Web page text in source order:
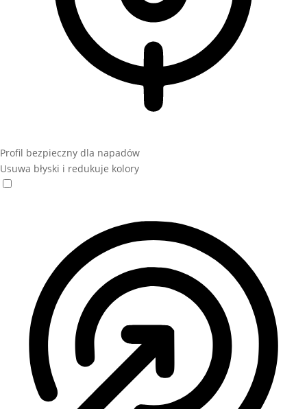
Profil bezpieczny dla napadów
Usuwa błyski i redukuje kolory